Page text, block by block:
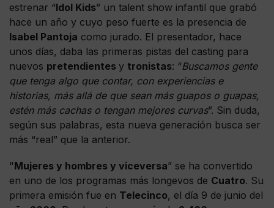
estrenar “Idol Kids” un talent show infantil que grabó
hace un año y cuyo peso fuerte es la presencia de
Isabel Pantoja como jurado. El presentador, hace
unos días, daba las primeras pistas del casting para
nuevos pretendientes y tronistas: “Buscamos gente
que tenga algo que contar, con experiencias e
historias, más allá de que sean más guapos o guapas,
estén más cachas o tengan mejores curvas”. Sin duda,
según sus palabras, esta nueva generación busca ser
más “real” que la anterior.
"Mujeres y hombres y viceversa” se ha convertido
en uno de los programas más longevos de Cuatro. Su
primera emisión fue en Telecinco, el día 9 de junio del